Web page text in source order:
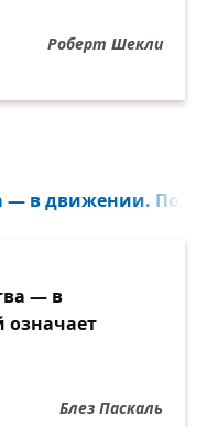
Роберт Шекли
— в движении.
— в
Блез Паскаль